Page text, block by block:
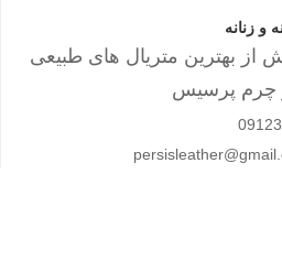
زنانه
بهترین متریال های طبیعی
در چرم پرسیس